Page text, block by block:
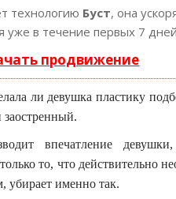
технологию Буст, она
уже в течение первых 7
продвижение
ли девушка пластику
впечатление девушки,
то, что действительно
убирает именно так.